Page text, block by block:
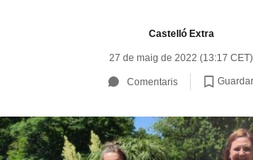
Castelló Extra
27 de maig de 2022 (13:17 CET)
Comentaris Guardar